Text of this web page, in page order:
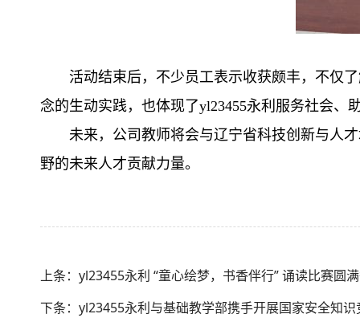
活动结束后，不少员工表示收获颇丰，不仅
念的生动实践，也体现了yl23455永利服务社会、
未来，公司教师将会与辽宁省科技创新与人
野的未来人才贡献力量。
上条：yl23455永利 “童心绘梦，书香伴行” 诵读比赛圆
下条：​yl23455永利与基础教学部携手开展国家安全知识